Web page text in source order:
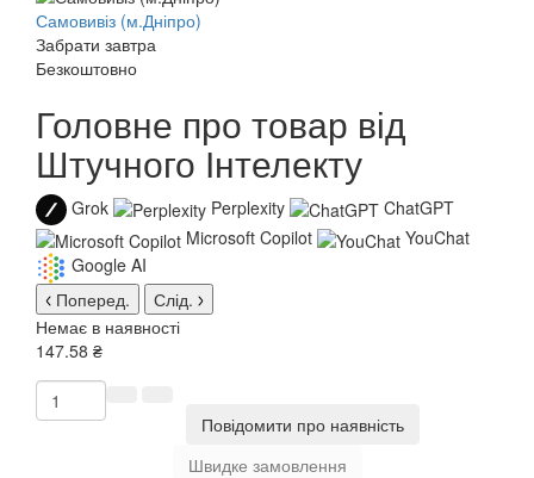
Самовивіз (м.Дніпро)
Забрати завтра
Безкоштовно
Головне про товар від
Штучного Інтелекту
Grok Perplexity
ChatGPT
Microsoft Copilot
YouChat
Google AI
Поперед.
Слід.
Немає в наявності
147.58 ₴
Повідомити про наявність
Швидке замовлення